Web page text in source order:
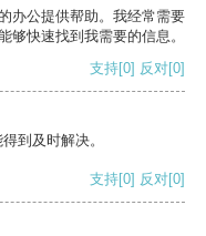
办公提供帮助。我经常需要
够快速找到我需要的信息。
支持[0] 反对[0]
到及时解决。
支持[0] 反对[0]